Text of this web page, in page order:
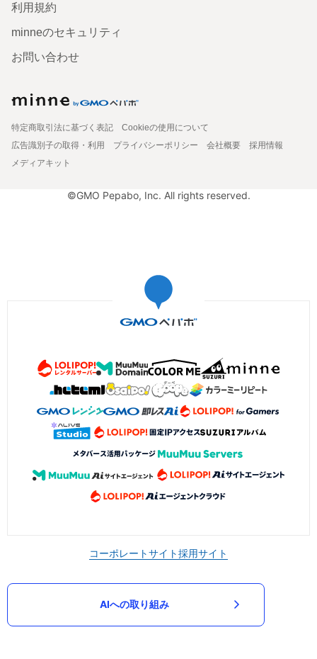
利用規約
minneのセキュリティ
お問い合わせ
特定商取引法に基づく表記
Cookieの使用について
広告識別子の取得・利用
プライバシーポリシー 会社概要
採用情報
メディアキット
©GMO Pepabo, Inc. All rights reserved.
コーポレートサイト採用サイト
AIへの取り組み